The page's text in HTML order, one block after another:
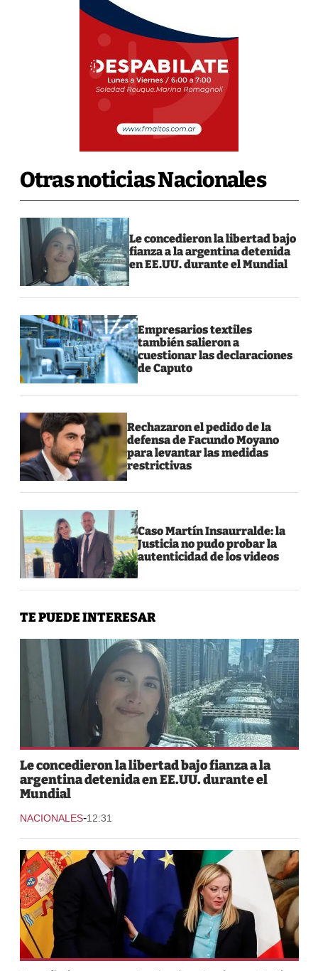
Otras noticias Nacionales
Le concedieron la libertad bajo
fianza a la argentina detenida
en EE.UU. durante el Mundial
Empresarios textiles
también salieron a
cuestionar las declaraciones
de Caputo
Rechazaron el pedido de la
defensa de Facundo Moyano
para levantar las medidas
restrictivas
Caso Martín Insaurralde: la
Justicia no pudo probar la
autenticidad de los videos
TE PUEDE INTERESAR
Le concedieron la libertad bajo fianza a la
argentina detenida en EE.UU. durante el
Mundial
NACIONALES-12:31